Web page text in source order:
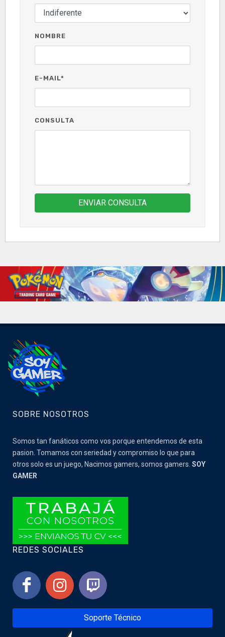
NOMBRE
E-MAIL*
CONSULTA
ENVIAR CONSULTA
SOBRE NOSOTROS
Somos tan fanáticos como vos porque entendemos de esta
pasion. Tomamos con seriedad y compromiso lo que para
otros solo es un juego, Nacimos gamers, somos gamers. SOY
GAMER
REDES SOCIALES
Soporte Técnico